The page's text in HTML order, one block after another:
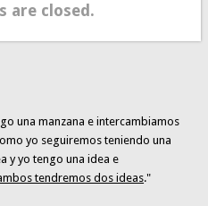
are closed.
una manzana e intercambiamos
yo seguiremos teniendo una
y yo tengo una idea e
tendremos dos ideas."